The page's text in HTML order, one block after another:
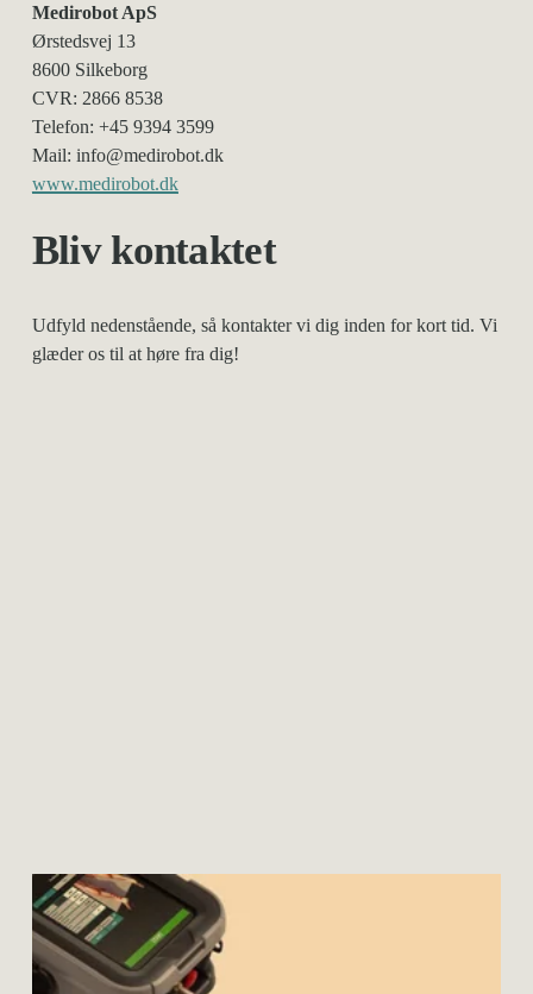
Medirobot ApS
Ørstedsvej 13
8600 Silkeborg
CVR: 2866 8538
Telefon: +45 9394 3599
Mail: info@medirobot.dk
www.medirobot.dk
Bliv kontaktet
Udfyld nedenstående, så kontakter vi dig inden for kort tid. Vi
glæder os til at høre fra dig!